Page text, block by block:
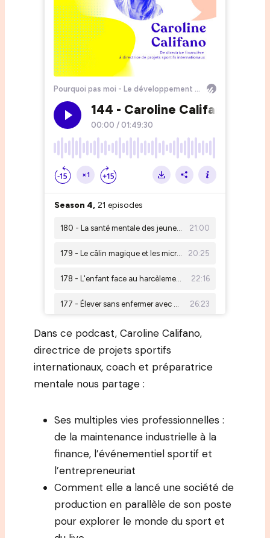
Dans ce podcast, Caroline Califano,
directrice de projets sportifs
internationaux, coach et préparatrice
mentale nous partage :
Ses multiples vies professionnelles :
de la maintenance industrielle à la
finance, l’événementiel sportif et
l’entrepreneuriat
Comment elle a lancé une société de
production en parallèle de son poste
pour explorer le monde du sport et